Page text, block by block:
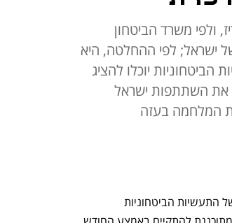
ולפי משרד הביטחון
לפי ההחלטה, היא
הביטחוניות יוכלו להציג
את השתתפות ישראל
המלחמה בעזה